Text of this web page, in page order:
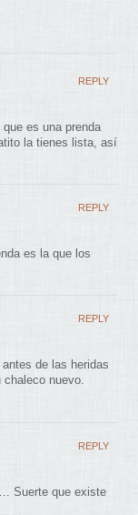
es una prenda
la tienes lista, así
REPLY
es la que los
REPLY
de las heridas
chaleco nuevo.
REPLY
Suerte que existe
REPLY